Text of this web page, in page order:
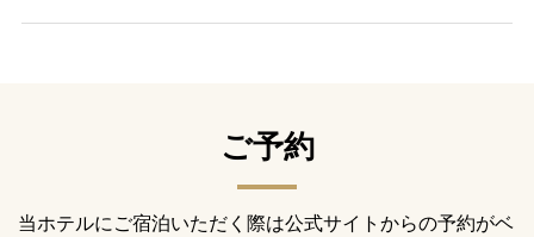
ご予約
当ホテルにご宿泊いただく際は公式サイトからの予約がベ